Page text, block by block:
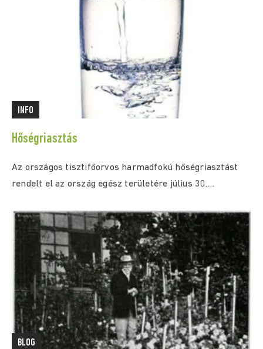
INFO
Hőségriasztás
Az országos tisztifőorvos harmadfokú hőségriasztást
rendelt el az ország egész területére július 30.
BLOG